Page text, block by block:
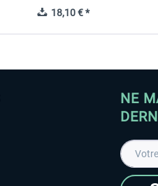
18,10 € *
NE